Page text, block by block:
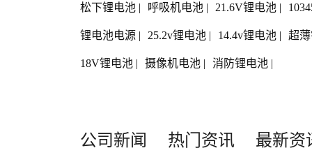
松下锂电池 | 呼吸机电池 | 21.6V锂电池 |
锂电池电源 | 25.2v锂电池 | 14.4v锂电池 | 超
18V锂电池 | 摄像机电池 | 消防锂电池 |
公司新闻 热门资讯 最新资